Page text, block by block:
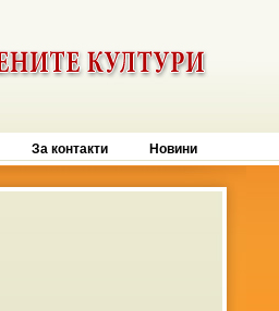
За контакти Новини